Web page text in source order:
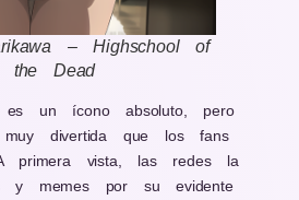
– Highschool of
the Dead
un ícono absoluto, pero
divertida que los fans
primera vista, las redes la
y memes por su evidente